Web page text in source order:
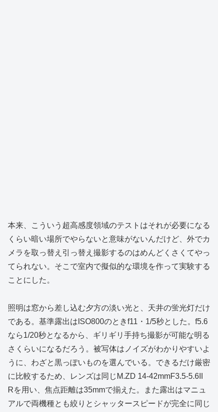
本来、こういう超高感度領域のテストはそれが必要になる
くらい暗い場所でやらないと意味がないんだけど、外でカ
メラを取っ替え引っ替え撮影するのはめんどくさくてやっ
てられない。そこで室内で擬似的な環境を作って実験する
ことにした。
照明は窓から差し込む夕方の淡い光と、天井の蛍光灯だけ
である。基準露出はISO800のときf11・1/5秒とした。f5.6
なら1/20秒となるから、ギリギリ手持ち撮影が可能な明る
さくらいになるだろう。被写体はノイズがわかりやすいよ
うに、わざと黒っぽいものを選んでいる。できるだけ厳密
に比較するため、レンズは同じM.ZD 14-42mmF3.5-5.6II
Rを用い、焦点距離は35mmで揃えた。また露出はマニュ
アルで両機種とも絞りとシャッタースピードが完全に同じ